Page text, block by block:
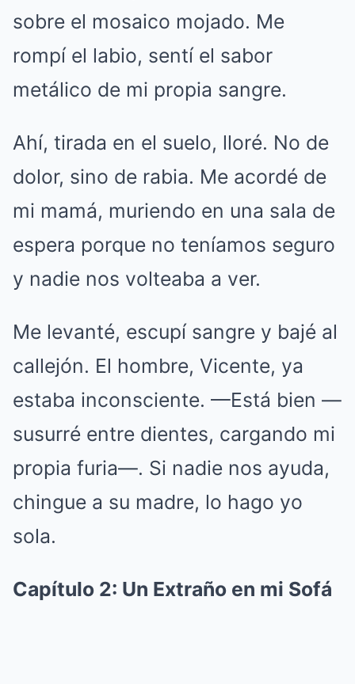
sobre el mosaico mojado. Me
rompí el labio, sentí el sabor
metálico de mi propia sangre.
Ahí, tirada en el suelo, lloré. No de
dolor, sino de rabia. Me acordé de
mi mamá, muriendo en una sala de
espera porque no teníamos seguro
y nadie nos volteaba a ver.
Me levanté, escupí sangre y bajé al
callejón. El hombre, Vicente, ya
estaba inconsciente. —Está bien —
susurré entre dientes, cargando mi
propia furia—. Si nadie nos ayuda,
chingue a su madre, lo hago yo
sola.
Capítulo 2: Un Extraño en mi Sofá